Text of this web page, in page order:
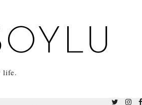
life.